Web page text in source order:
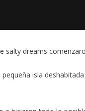
salty dreams
isla